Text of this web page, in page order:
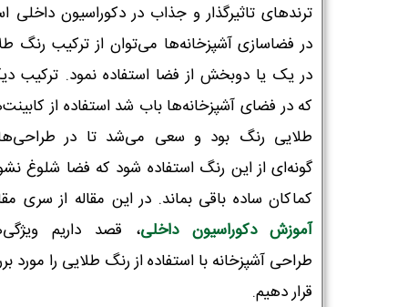
ترندهای تاثیرگذار و جذاب در دکوراسیون داخلی
در فضاسازی آشپزخانه‌ها می‌توان از ترکیب رنگ
در یک یا دوبخش از فضا استفاده نمود. ترکیب
که در فضای آشپزخانه‌ها باب شد استفاده از
طلایی رنگ بود و سعی می‌شد تا در
گونه‌ای از این رنگ استفاده شود که فضا شلوغ
کماکان ساده باقی بماند. در این مقاله از سری
آموزش دکوراسیون داخلی، قصد داریم
طراحی آشپزخانه با استفاده از رنگ طلایی را مورد
قرار دهیم.